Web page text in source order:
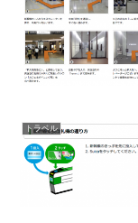
トラベル